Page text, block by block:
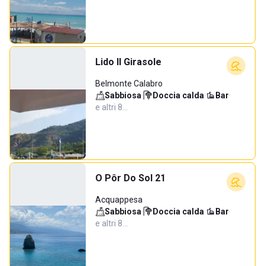
Lido Il Girasole
Belmonte Calabro
Sabbiosa· Doccia calda· Bar·
e altri 8…
O Pôr Do Sol 21
Acquappesa
Sabbiosa· Doccia calda· Bar·
e altri 8…